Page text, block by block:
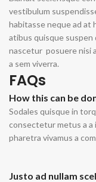
vestibulum
habitasse neque ad at
atibus quisque
nascetur posuere nisi
a sem viverra.
FAQs
How this can be
Sodales quisque in
consectetur metus a
pharetra vivamus a
Justo ad nullam